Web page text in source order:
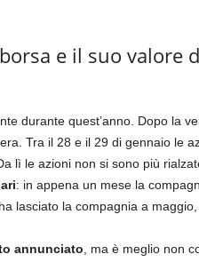
e il suo valore
durante quest’anno. Dopo la
Tra il 28 e il 29 di gennaio le
lì le azioni non si sono più
: in appena un mese la
lasciato la compagnia a
annunciato , ma è meglio non